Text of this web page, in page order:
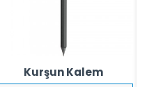
Kurşun Kalem